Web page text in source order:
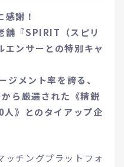
謝！
舗『SPIRIT（スピリ
エンサーとの特別キャ
メント率を誇る、
ら厳選された《精鋭
》とのタイアップ企
ッチングプラットフォ